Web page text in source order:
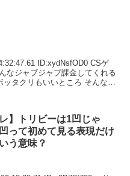
ID:xydNsfOD0 CSゲ
なジャブジャブ課金してくれる
タクリもいいところ そんな俺
レ】トリビーは1凹じゃ
って初めて見る表現だけ
う意味？